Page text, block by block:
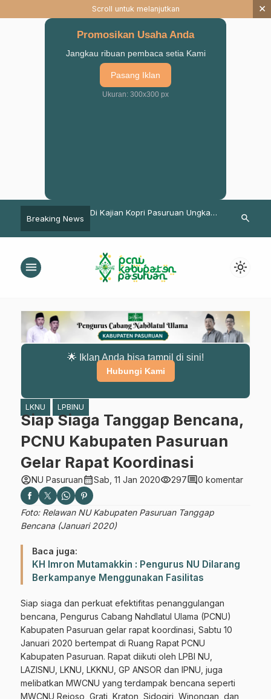
Scroll untuk melanjutkan ×
Promosikan Usaha Anda
Jangkau ribuan pembaca setia Kami
Pasang Iklan
Ukuran: 300x300 px
Breaking News
Di Kajian Kopri Pasuruan Ungkap
Respon
Civitas dan
search
menu light_mode
🌟 Iklan Anda bisa tampil di sini!
Hubungi Kami
LKNU LPBINU
Siap Siaga Tanggap Bencana,
PCNU Kabupaten Pasuruan
Gelar Rapat Koordinasi
account_circleNU Pasuruancalendar_monthSab, 11 Jan 2020visibility297comment0 komentar
Foto: Relawan NU Kabupaten Pasuruan Tanggap
Bencana (Januari 2020)
Baca juga:
KH Imron Mutamakkin : Pengurus NU Dilarang
Berkampanye Menggunakan Fasilitas
Siap siaga dan perkuat efektifitas penanggulangan
bencana, Pengurus Cabang Nahdlatul Ulama (PCNU)
Kabupaten Pasuruan gelar rapat koordinasi, Sabtu 10
Januari 2020 bertempat di Ruang Rapat PCNU
Kabupaten Pasuruan. Rapat diikuti oleh LPBI NU,
LAZISNU, LKNU, LKKNU, GP ANSOR dan IPNU, juga
melibatkan MWCNU yang terdampak bencana seperti
MWCNU Rejoso, Grati, Kraton, Sidogiri, Winongan, dan